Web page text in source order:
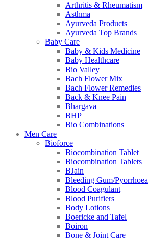
Arthritis & Rheumatism
Asthma
Ayurveda Products
Ayurveda Top Brands
Baby Care
Baby & Kids Medicine
Baby Healthcare
Bio Valley
Bach Flower Mix
Bach Flower Remedies
Back & Knee Pain
Bhargava
BHP
Bio Combinations
Men Care
Bioforce
Biocombination Tablet
Biocombination Tablets
BJain
Bleeding Gum/Pyorrhoea
Blood Coagulant
Blood Purifiers
Body Lotions
Boericke and Tafel
Boiron
Bone & Joint Care